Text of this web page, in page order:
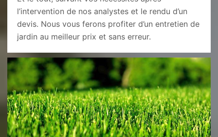
l’intervention de nos analystes et le rendu d’un
devis. Nous vous ferons profiter d’un entretien de
jardin au meilleur prix et sans erreur.